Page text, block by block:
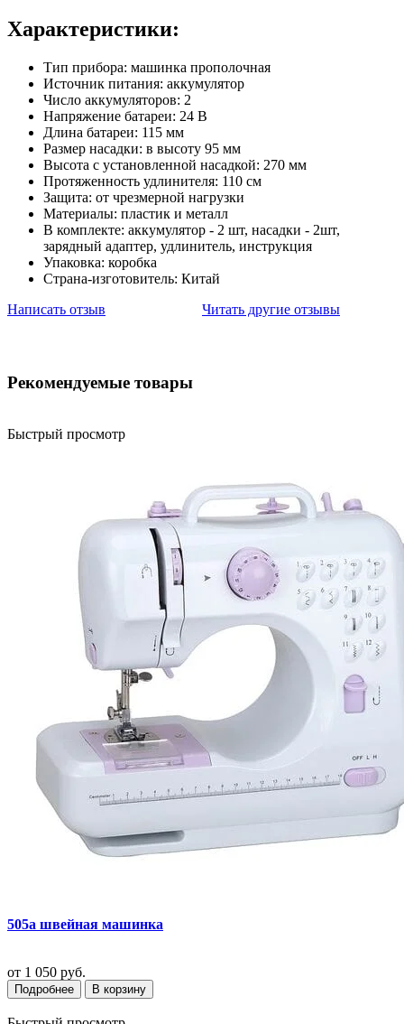
Характеристики:
Тип прибора: машинка прополочная
Источник питания: аккумулятор
Число аккумуляторов: 2
Напряжение батареи: 24 В
Длина батареи: 115 мм
Размер насадки: в высоту 95 мм
Высота с установленной насадкой: 270 мм
Протяженность удлинителя: 110 см
Защита: от чрезмерной нагрузки
Материалы: пластик и металл
В комплекте: аккумулятор - 2 шт, насадки - 2шт,
зарядный адаптер, удлинитель, инструкция
Упаковка: коробка
Страна-изготовитель: Китай
Написать отзыв
Читать другие отзывы
Рекомендуемые товары
Быстрый просмотр
505a швейная машинка
от 1 050 руб.
Подробнее В корзину